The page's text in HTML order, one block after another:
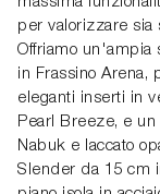
per valorizzare sia
Offriamo un'ampia
in Frassino Arena,
eleganti inserti in
Pearl Breeze, e un
Nabuk e laccato
Slender da 15 cm